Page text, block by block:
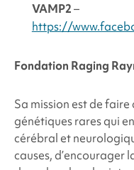
VAMP2–
https://
Fondation Raging
Sa mission est de
génétiques rares qui
cérébral et
causes, d’encourager